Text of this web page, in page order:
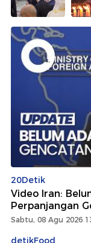
20Detik
Video Iran:
Perpanjangan
Sabtu, 08 Agu 2026
detikFood